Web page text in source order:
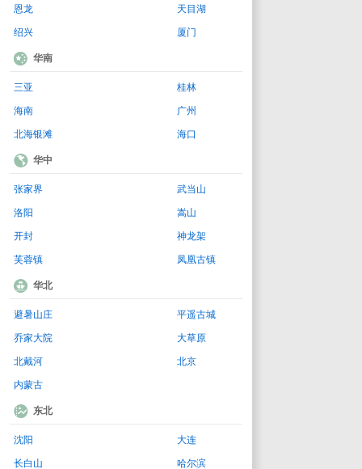
恩龙 天目湖
绍兴 厦门
华南
三亚 桂林
海南 广州
北海银滩 海口
华中
张家界 武当山
洛阳 嵩山
开封 神龙架
芙蓉镇 凤凰古镇
华北
避暑山庄 平遥古城
乔家大院 大草原
北戴河 北京
内蒙古
东北
沈阳 大连
长白山 哈尔滨